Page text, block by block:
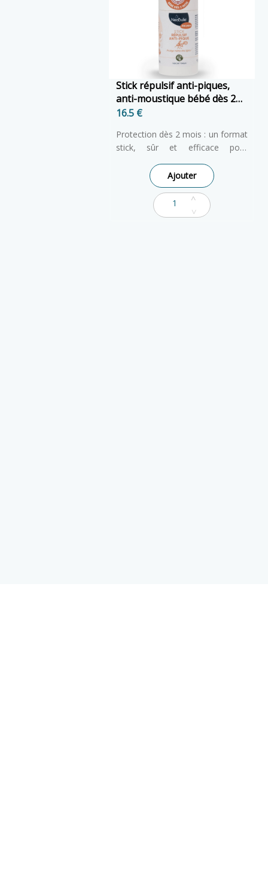
Stick répulsif anti-piques,
anti-moustique bébé dès 2
mois
16.5 €
Protection dès 2 mois : un format
stick, sûr et efficace pour
début de l'été.
commun et tigre pendant plus de
* Facile à appliquer sans s’en
mettre sur les doigts.
* Sans insecticides neurotoxique.
Ajouter